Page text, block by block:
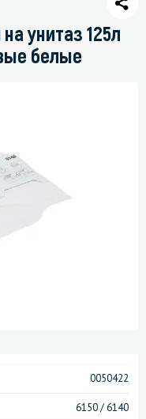
унитаз 125л
белые
0050422
6150 / 6140